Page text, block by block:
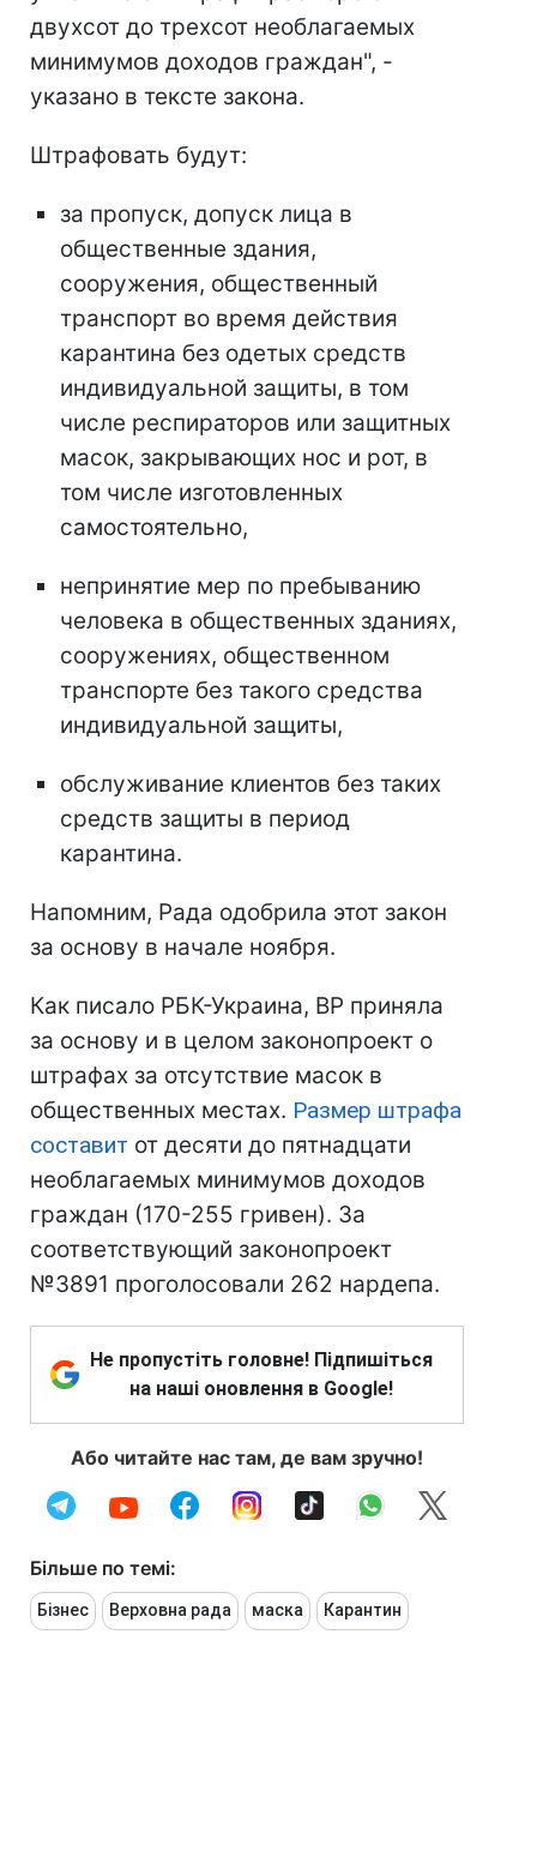
двухсот до трехсот необлагаемых
минимумов доходов граждан", -
указано в тексте закона.
Штрафовать будут:
за пропуск, допуск лица в
общественные здания,
сооружения, общественный
транспорт во время действия
карантина без одетых средств
индивидуальной защиты, в том
числе респираторов или защитных
масок, закрывающих нос и рот, в
том числе изготовленных
самостоятельно,
непринятие мер по пребыванию
человека в общественных зданиях,
сооружениях, общественном
транспорте без такого средства
индивидуальной защиты,
обслуживание клиентов без таких
средств защиты в период
карантина.
Напомним, Рада одобрила этот закон
за основу в начале ноября.
Как писало РБК-Украина, ВР приняла
за основу и в целом законопроект о
штрафах за отсутствие масок в
общественных местах. Размер штрафа
составит от десяти до пятнадцати
необлагаемых минимумов доходов
граждан (170-255 гривен). За
соответствующий законопроект
№3891 проголосовали 262 нардепа.
Не пропустіть головне! Підпишіться
на наші оновлення в Google!
Або читайте нас там, де вам зручно!
Більше по темі:
Бізнес Верховна рада маска Карантин